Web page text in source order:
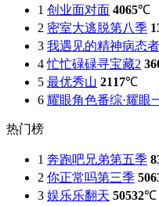
1 创业面对面 4065℃
2 密室大逃脱第八季
3 我遇见的精神病态者
4 忙忙碌碌寻宝藏2
5 最优秀山 2117℃
6 耀眼角色番综·耀眼
热门榜
1 奔跑吧兄弟第五季
2 你正常吗第三季
3 娱乐乐翻天 50532℃